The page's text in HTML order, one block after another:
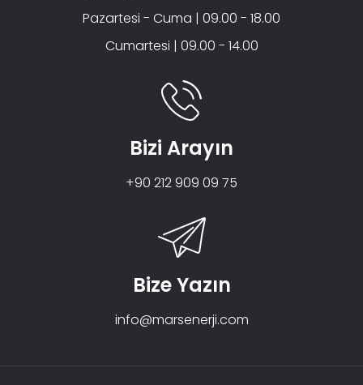
Pazartesi - Cuma | 09.00 - 18.00
Cumartesi | 09.00 - 14.00
Bizi Arayın
+90 212 909 09 75
Bize Yazın
info@marsenerji.com